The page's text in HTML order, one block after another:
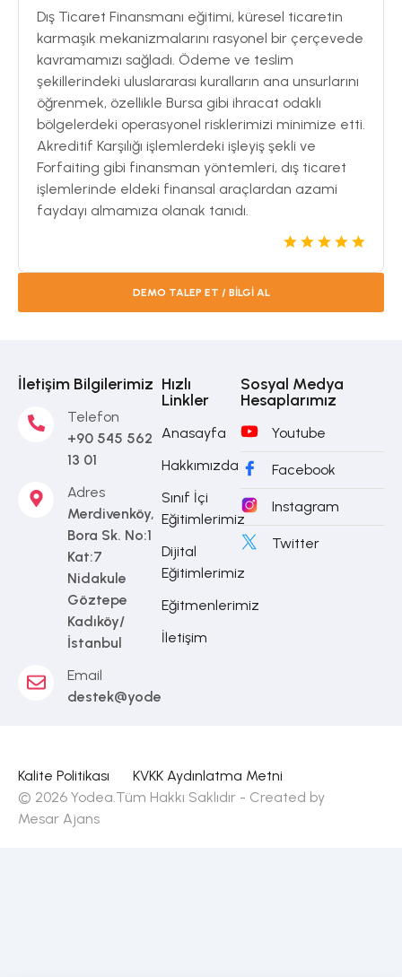
Dış Ticaret Finansmanı eğitimi, küresel ticaretin
karmaşık mekanizmalarını rasyonel bir çerçevede
kavramamızı sağladı. Ödeme ve teslim
şekillerindeki uluslararası kuralların ana unsurlarını
öğrenmek, özellikle Bursa gibi ihracat odaklı
bölgelerdeki operasyonel risklerimizi minimize etti.
Akreditif Karşılığı işlemlerdeki işleyiş şekli ve
Forfaiting gibi finansman yöntemleri, dış ticaret
işlemlerinde eldeki finansal araçlardan azami
faydayı almamıza olanak tanıdı.
DEMO TALEP ET / BİLGİ AL
İletişim Bilgilerimiz
Telefon
+90 545 562
13 01
Adres
Merdivenköy,
Bora Sk. No:1
Kat:7
Nidakule
Göztepe
Kadıköy/
İstanbul
Email
destek@yodea.com.tr
Hızlı
Linkler
Anasayfa
Hakkımızda
Sınıf İçi
Eğitimlerimiz
Dijital
Eğitimlerimiz
Eğitmenlerimiz
İletişim
Sosyal Medya
Hesaplarımız
Youtube
Facebook
Instagram
Twitter
Kalite Politikası
KVKK Aydınlatma Metni
© 2026 Yodea.Tüm Hakkı Saklıdır - Created by
Mesar Ajans